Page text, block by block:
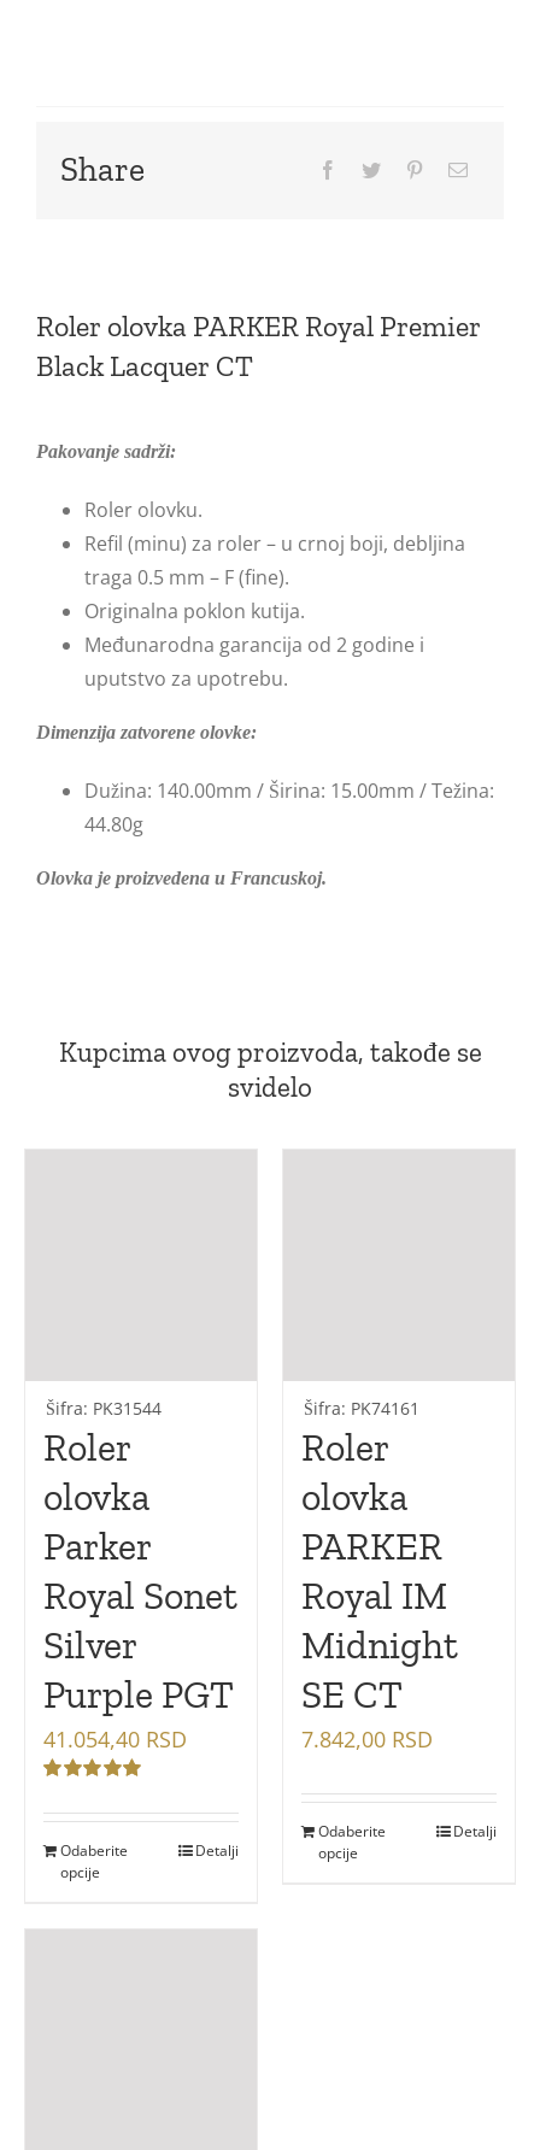
Share
Roler olovka PARKER Royal Premier
Black Lacquer CT
Pakovanje sadrži:
Roler olovku.
Refil (minu) za roler – u crnoj boji, debljina
traga 0.5 mm – F (fine).
Originalna poklon kutija.
Međunarodna garancija od 2 godine i
uputstvo za upotrebu.
Dimenzija zatvorene olovke:
Dužina: 140.00mm / Širina: 15.00mm / Težina:
44.80g
Olovka je proizvedena u Francuskoj.
Kupcima ovog proizvoda, takođe se
svidelo
Šifra: PK31544
Roler
olovka
Parker
Royal Sonet
Silver
Purple PGT
са5.00
41.054,40 RSD
Odaberite
opcije
Detalji
Šifra: PK74161
Roler
olovka
PARKER
Royal IM
Midnight
SE CT
7.842,00 RSD
Odaberite
opcije
Detalji